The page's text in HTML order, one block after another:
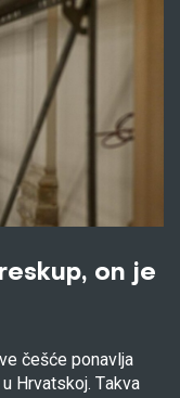
on je
češće ponavlja
Hrvatskoj. Takva